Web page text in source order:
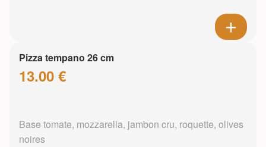
Pizza tempano 26 cm
13.00 €
Base tomate, mozzarella, jambon cru, roquette, olives
noires